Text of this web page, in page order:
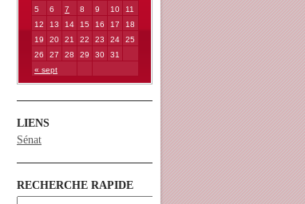
« sept
5
6 7 8 9 10
11
12
13 14 15 16 17
18
19
20 21 22 23 24
25
26
27 28 29 30 31
LIENS
Sénat
RECHERCHE RAPIDE